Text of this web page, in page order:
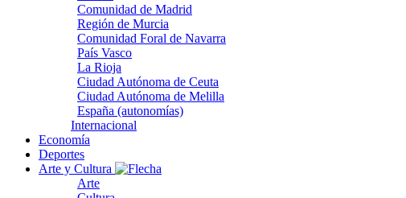
Comunidad de Madrid
Región de Murcia
Comunidad Foral de Navarra
País Vasco
La Rioja
Ciudad Autónoma de Ceuta
Ciudad Autónoma de Melilla
España (autonomías)
Internacional
Economía
Deportes
Arte y Cultura
Arte